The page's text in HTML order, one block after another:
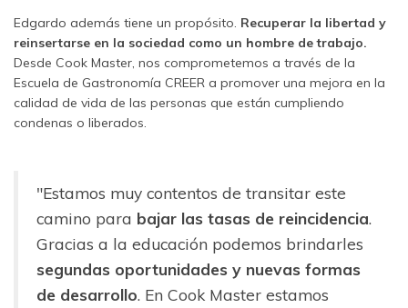
Edgardo además tiene un propósito. Recuperar la libertad y
reinsertarse en la sociedad como un hombre de trabajo.
Desde Cook Master, nos comprometemos a través de la
Escuela de Gastronomía CREER a promover una mejora en la
calidad de vida de las personas que están cumpliendo
condenas o liberados.
"Estamos muy contentos de transitar este
camino para bajar las tasas de reincidencia.
Gracias a la educación podemos brindarles
segundas oportunidades y nuevas formas
de desarrollo. En Cook Master estamos